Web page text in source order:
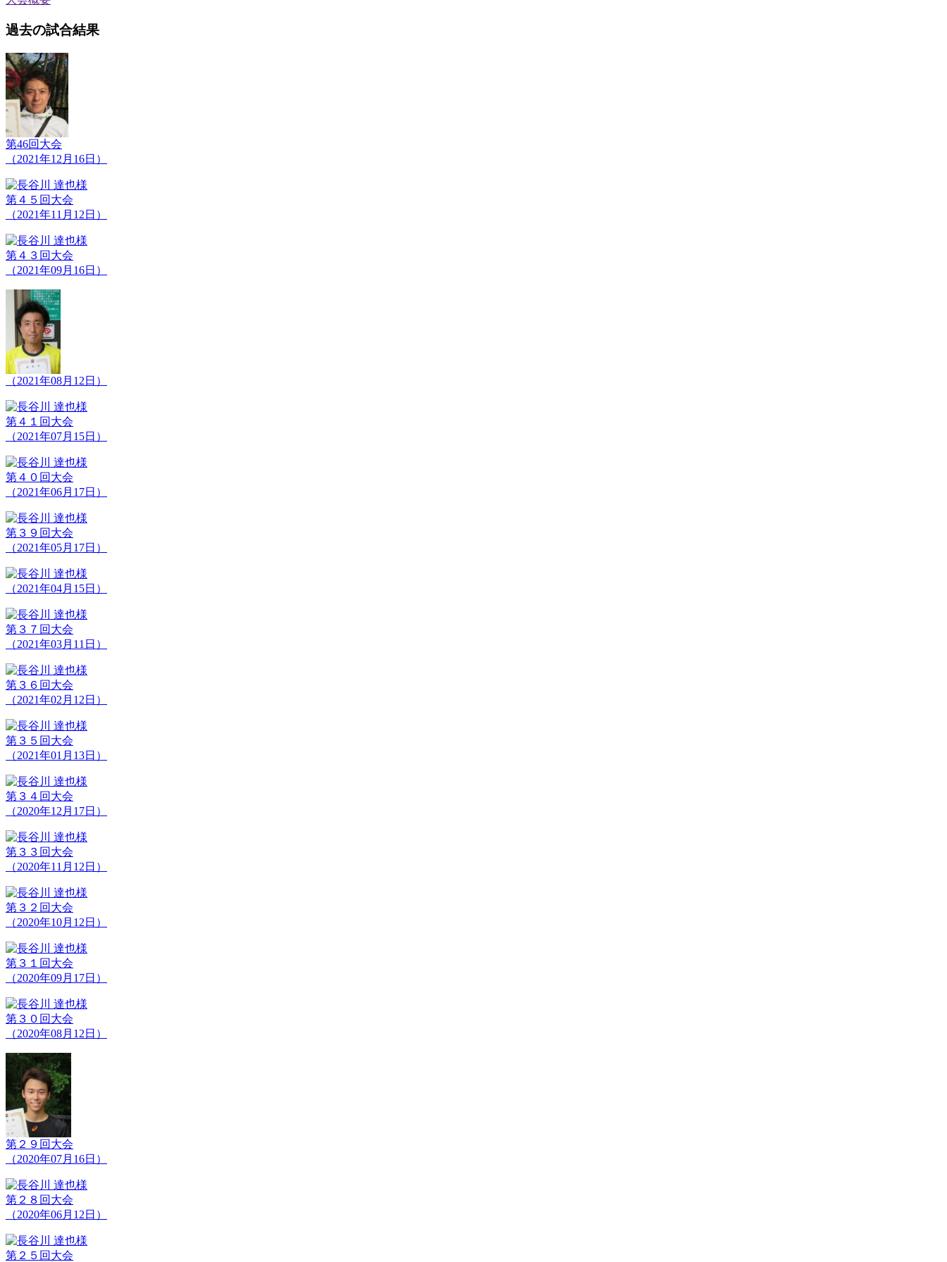
過去の試合結果
第46回大会
（2021年12月16日）
第４５回大会
（2021年11月12日）
第４３回大会
（2021年09月16日）
（2021年08月12日）
第４１回大会
（2021年07月15日）
第４０回大会
（2021年06月17日）
第３９回大会
（2021年05月17日）
（2021年04月15日）
第３７回大会
（2021年03月11日）
第３６回大会
（2021年02月12日）
第３５回大会
（2021年01月13日）
第３４回大会
（2020年12月17日）
第３３回大会
（2020年11月12日）
第３２回大会
（2020年10月12日）
第３１回大会
（2020年09月17日）
第３０回大会
（2020年08月12日）
第２９回大会
（2020年07月16日）
第２８回大会
（2020年06月12日）
第２５回大会